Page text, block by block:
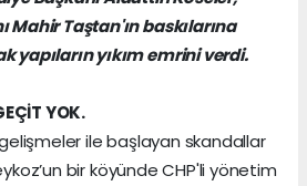
Mahir Taştan'ın baskılarına
yapıların yıkım emrini verdi.
YOK.
ile başlayan skandallar
bir köyünde CHP'li yönetim